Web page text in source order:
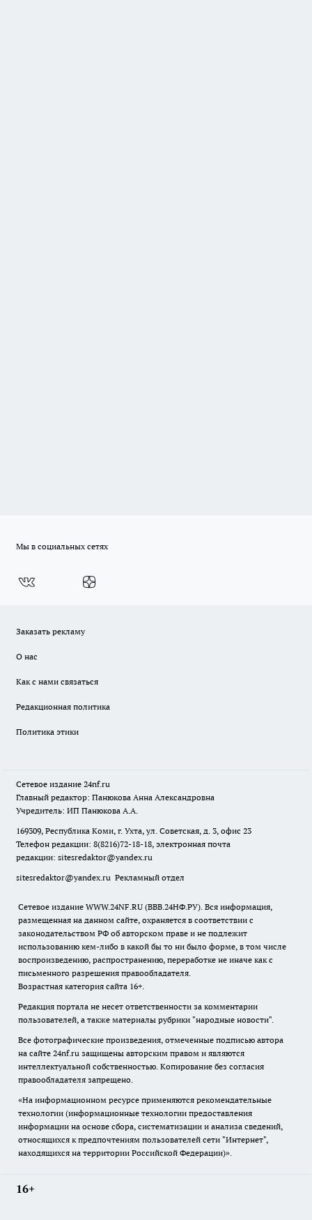
Мы в социальных сетях
Заказать рекламу
О нас
Как с нами связаться
Редакционная политика
Политика этики
Сетевое издание 24nf.ru
Главный редактор: Панюкова Анна Александровна
Учредитель: ИП Панюкова А.А.
169309, Республика Коми, г. Ухта, ул. Советская, д. 3, офис 23
Телефон редакции: 8(8216)72-18-18, электронная почта
редакции: sitesredaktor@yandex.ru
sitesredaktor@yandex.ru Рекламный отдел
Сетевое издание WWW.24NF.RU (ВВВ.24НФ.РУ). Вся информация,
размещенная на данном сайте, охраняется в соответствии с
законодательством РФ об авторском праве и не подлежит
использованию кем-либо в какой бы то ни было форме, в том числе
воспроизведению, распространению, переработке не иначе как с
письменного разрешения правообладателя.
Возрастная категория сайта 16+.
Редакция портала не несет ответственности за комментарии
пользователей, а также материалы рубрики "народные новости".
Все фотографические произведения, отмеченные подписью автора
на сайте 24nf.ru защищены авторским правом и являются
интеллектуальной собственностью. Копирование без согласия
правообладателя запрещено.
«На информационном ресурсе применяются рекомендательные
технологии (информационные технологии предоставления
информации на основе сбора, систематизации и анализа сведений,
относящихся к предпочтениям пользователей сети "Интернет",
находящихся на территории Российской Федерации)».
16+